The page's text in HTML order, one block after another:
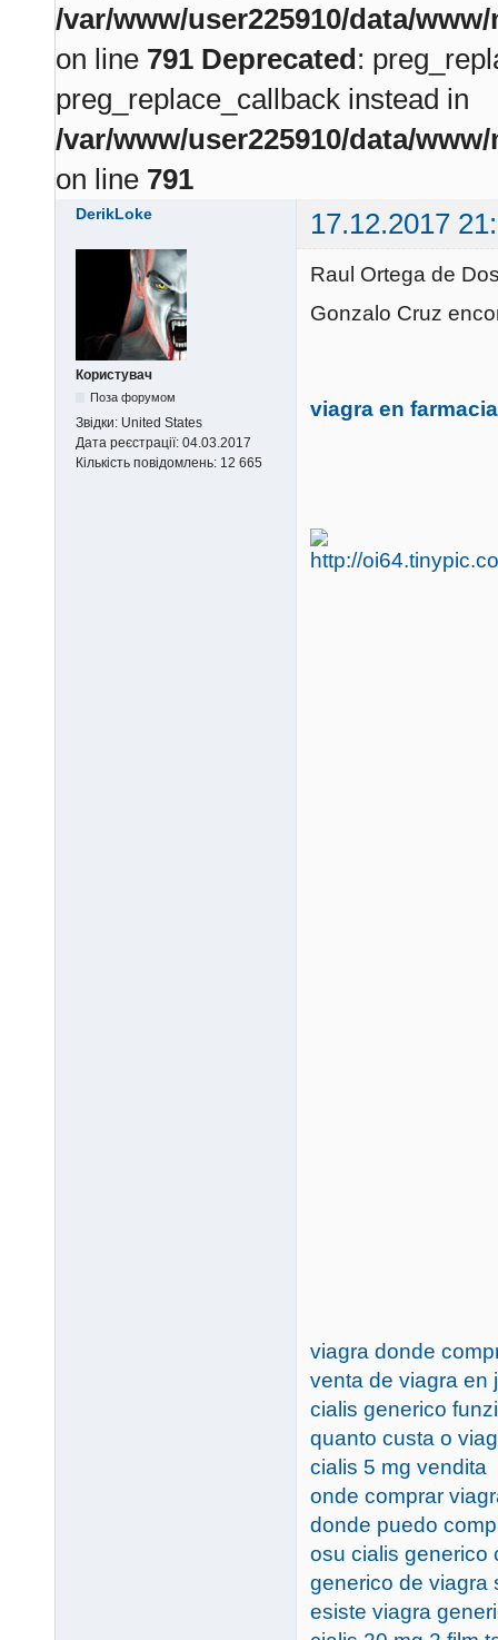
/var/www/user225910/data/
on line 791 Deprecated:
preg_replace_callback instead in
/var/www/user225910/data/
on line 791
DerikLoke 17.12.2017
Користувач
Поза форумом
Звідки: United States
Дата реєстрації: 04.03.2017
Кількість повідомлень: 12 665
Raul Ortega de
Gonzalo Cruz
viagra en
viagra donde
venta de viagra en
cialis generico
quanto custa o
cialis 5 mg vendita
onde comprar
donde puedo
osu cialis generico
generico de viagra
esiste viagra